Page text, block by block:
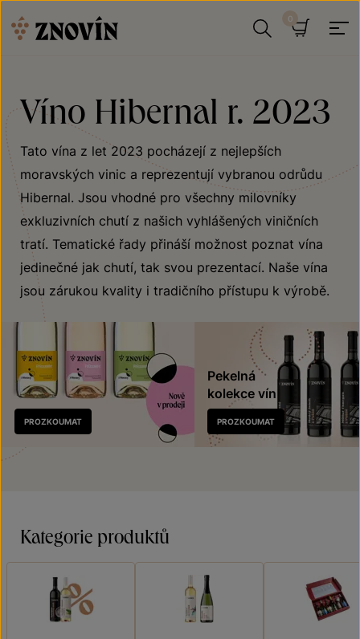
Víno Hibernal r. 2023
Tato vína z let 2023 pocházejí z nejlepších
moravských vinic a reprezentují vybranou odrůdu
Hibernal. Jsou vhodné pro všechny milovníky
exkluzivních chutí z našich vyhlášených viničních
tratí. Tematické řady přináší možnost poznat vína
jedinečné jak chutí, tak svou prezentací. Naše vína
jsou zárukou kvality i tradičního přístupu k výrobě.
Nově
v prodeji
PROZKOUMAT
Pekelná
kolekce vín
PROZKOUMAT
Kategorie produktů